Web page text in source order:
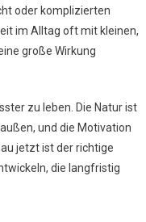
Kleine
oder komplizierten
im Alltag oft mit kleinen,
große Wirkung
zu leben. Die Natur ist
und die Motivation
jetzt ist der richtige
die langfristig